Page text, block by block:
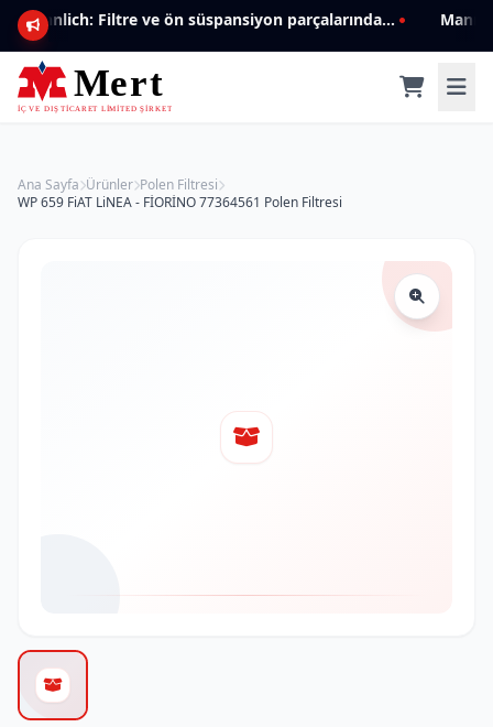
Mannlich: Filtre ve ön süspansiyon parçalarında genişleyen ürün yelpazesiyle kalite ve güven.
Ana Sayfa Ürünler Polen Filtresi
WP 659 FiAT LiNEA - FİORİNO 77364561 Polen Filtresi